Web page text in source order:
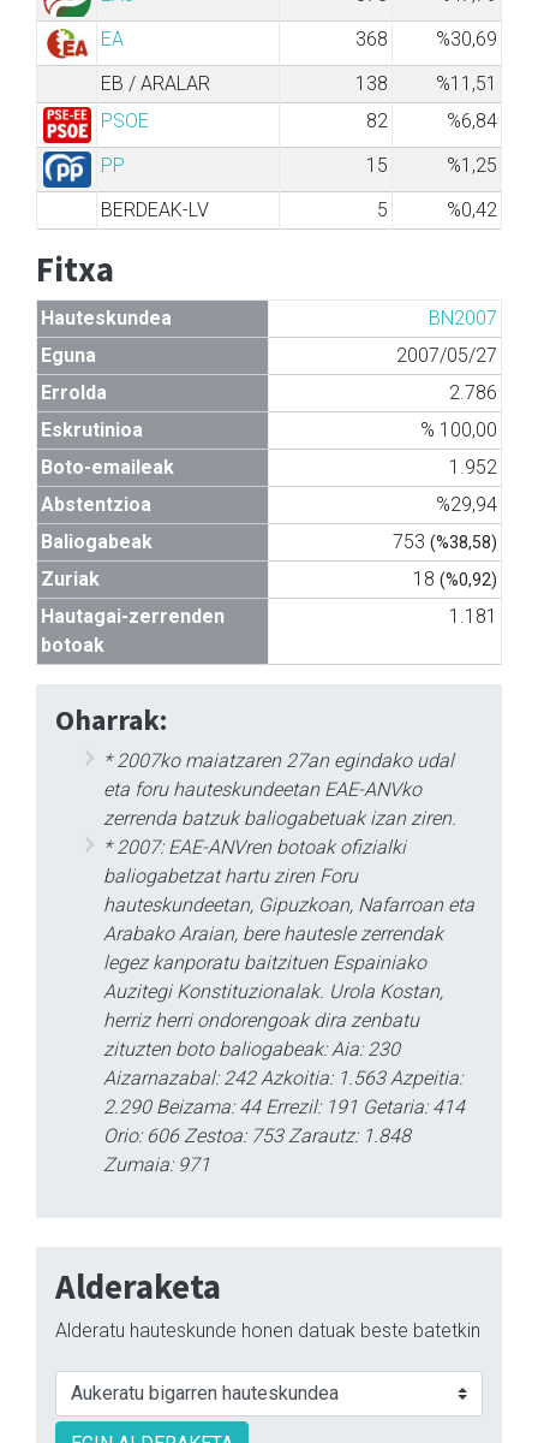
EA
368
%30,69
EB / ARALAR
138
%11,51
PSOE
82
%6,84
PP
15
%1,25
BERDEAK-LV
5 %0,42
Fitxa
Hauteskundea
BN2007
Eguna
2007/05/27
Errolda
2.786
Eskrutinioa
% 100,00
Boto-emaileak
1.952
Abstentzioa
%29,94
Baliogabeak
753 (%38,58)
Zuriak 18 (%0,92)
Hautagai-zerrenden
botoak
1.181
Oharrak:
* 2007ko maiatzaren 27an egindako udal
eta foru hauteskundeetan EAE-ANVko
zerrenda batzuk baliogabetuak izan ziren.
* 2007: EAE-ANVren botoak ofizialki
baliogabetzat hartu ziren Foru
hauteskundeetan, Gipuzkoan, Nafarroan eta
Arabako Araian, bere hautesle zerrendak
legez kanporatu baitzituen Espainiako
Auzitegi Konstituzionalak. Urola Kostan,
herriz herri ondorengoak dira zenbatu
zituzten boto baliogabeak: Aia: 230
Aizarnazabal: 242 Azkoitia: 1.563 Azpeitia:
2.290 Beizama: 44 Errezil: 191 Getaria: 414
Orio: 606 Zestoa: 753 Zarautz: 1.848
Zumaia: 971
Alderaketa
Alderatu hauteskunde honen datuak beste batetkin